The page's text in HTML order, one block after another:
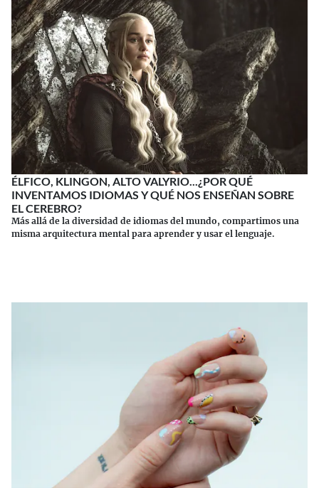
ÉLFICO, KLINGON, ALTO VALYRIO...¿POR QUÉ
INVENTAMOS IDIOMAS Y QUÉ NOS ENSEÑAN SOBRE
EL CEREBRO?
Más allá de la diversidad de idiomas del mundo, compartimos una
misma arquitectura mental para aprender y usar el lenguaje.